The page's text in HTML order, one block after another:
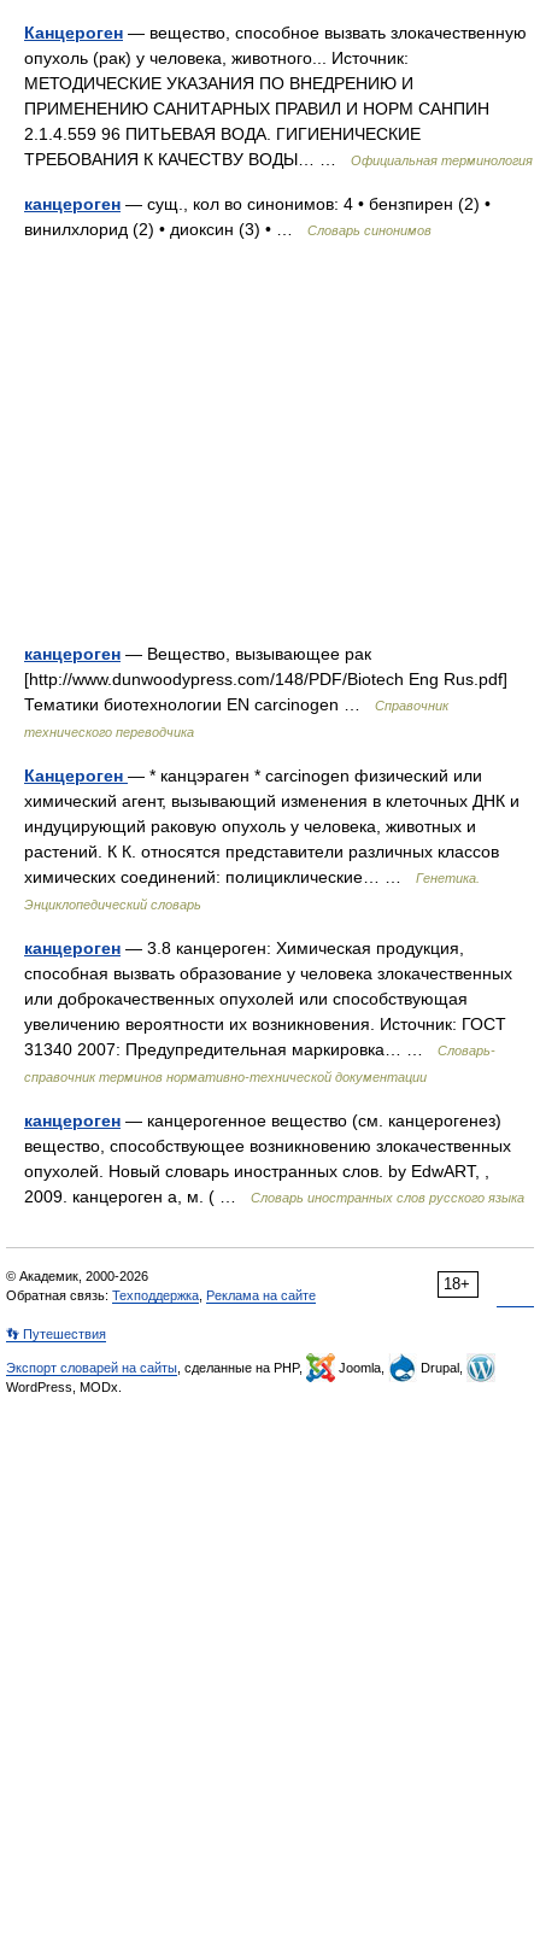
Канцероген — вещество, способное вызвать злокачественную
опухоль (рак) у человека, животного... Источник:
МЕТОДИЧЕСКИЕ УКАЗАНИЯ ПО ВНЕДРЕНИЮ И
ПРИМЕНЕНИЮ САНИТАРНЫХ ПРАВИЛ И НОРМ САНПИН
2.1.4.559 96 ПИТЬЕВАЯ ВОДА. ГИГИЕНИЧЕСКИЕ
ТРЕБОВАНИЯ К КАЧЕСТВУ ВОДЫ… …
Официальная терминология
канцероген — сущ., кол во синонимов: 4 • бензпирен (2) •
винилхлорид (2) • диоксин (3) • …
Словарь синонимов
канцероген — Вещество, вызывающее рак
[http://www.dunwoodypress.com/148/PDF/Biotech Eng Rus.pdf]
Тематики биотехнологии EN carcinogen …
Справочник
технического переводчика
Канцероген — * канцэраген * carcinogen физический или
химический агент, вызывающий изменения в клеточных ДНК и
индуцирующий раковую опухоль у человека, животных и
растений. К К. относятся представители различных классов
химических соединений: полициклические… …
Генетика.
Энциклопедический словарь
канцероген — 3.8 канцероген: Химическая продукция,
способная вызвать образование у человека злокачественных
или доброкачественных опухолей или способствующая
увеличению вероятности их возникновения. Источник: ГОСТ
31340 2007: Предупредительная маркировка… …
Словарь-
справочник терминов нормативно-технической документации
канцероген — канцерогенное вещество (см. канцерогенез)
вещество, способствующее возникновению злокачественных
опухолей. Новый словарь иностранных слов. by EdwART, ,
2009. канцероген а, м. ( …
Словарь иностранных слов русского языка
18+
© Академик, 2000-2026
Обратная связь: Техподдержка Реклама на сайте
👣 Путешествия
Экспорт словарей на сайты , сделанные на PHP, Joomla,
Drupal,
WordPress, MODx.